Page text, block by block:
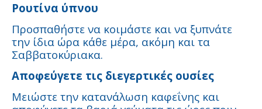
Ρουτίνα ύπνου
Προσπαθήστε να κοιμάστε και να ξυπνάτε
την ίδια ώρα κάθε μέρα, ακόμη και τα
Σαββατοκύριακα.
Αποφεύγετε τις διεγερτικές ουσίες
Μειώστε την κατανάλωση καφεΐνης και